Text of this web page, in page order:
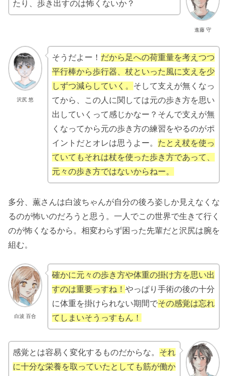
進藤 守
たり、歩き出すのは怖くないか？
沢尻 悠
そうだよー！ だから足への荷重量を考えつつ
平行棒から歩行器、杖といった風に支えを少
しずつ減らしていく。 そして支えが無くなっ
てから、この人に関しては元の歩き方を思い
出していくって感じかなー？そんで支えが無
くなってから元の歩き方の練習をやるのがポ
イントだとオレは思うよー。 たとえ杖を使っ
ていてもそれは杖を使った歩き方であって、
元々の歩き方ではないからねー。
多分、薫さんは白波ちゃんが自分の後ろ姿しか見えなくな
るのが怖いのだろうと思う。一人でこの世界で生きて行く
のが怖くなるから。相変わらず困った先輩だと沢尻は腕を
組む。
白波 百合
確かに元々の歩き方や体重の掛け方を思い出
すのは重要っすね！ やっぱり手術の後の十分
に体重を掛けられない期間でその感覚は忘れ
てしまいそうっすもん！
感覚とは容易く変化するものだからな。 それ
に十分な栄養を取っていたとしても筋が働か